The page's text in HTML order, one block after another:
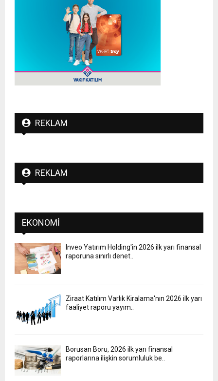
REKLAM
REKLAM
EKONOMI
Inveo Yatırım Holding'in 2026 ilk yarı finansal
raporuna sınırlı denet..
Ziraat Katılım Varlık Kiralama'nın 2026 ilk yarı
faaliyet raporu yayım..
Borusan Boru, 2026 ilk yarı finansal
raporlarına ilişkin sorumluluk be..